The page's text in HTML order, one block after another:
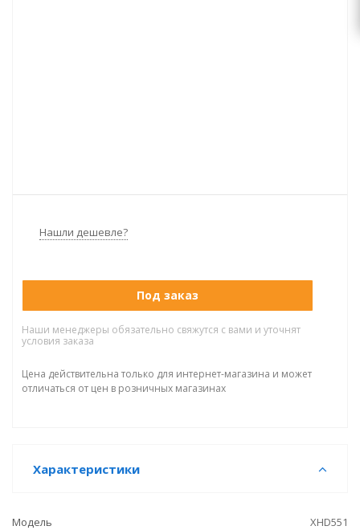
Нашли дешевле?
Под заказ
Наши менеджеры обязательно свяжутся с вами и уточнят
условия заказа
Цена действительна только для интернет-магазина и может
отличаться от цен в розничных магазинах
Характеристики
Модель XHD551